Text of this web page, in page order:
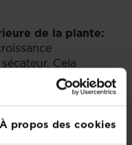
À propos des cookies
de la plante:
Cela
taille, car vous
de l’arbuste plus
aux